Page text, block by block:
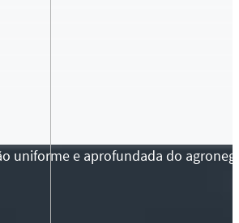
uniforme e aprofundada do